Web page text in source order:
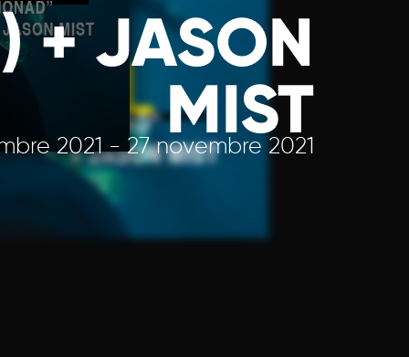
+ JASON
MIST
2021 - 27 novembre 2021